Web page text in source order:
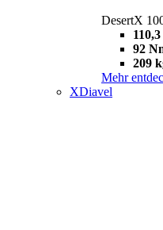
DesertX
92
209
Mehr
XDiavel